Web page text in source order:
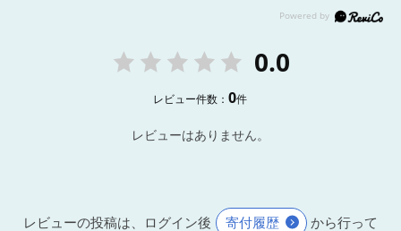
0.0
レビュー件数：0件
レビューはありません。
レビューの投稿は、ログイン後 寄付履歴
から行って